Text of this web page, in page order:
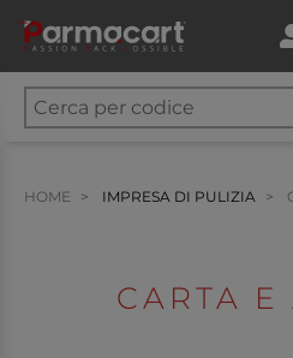
HOME IMPRESA DI PULIZIA
CARTA E